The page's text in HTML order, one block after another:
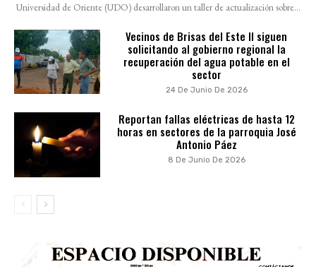
Universidad de Oriente (UDO) desarrollaron un taller de actualización sobre...
Vecinos de Brisas del Este II siguen
solicitando al gobierno regional la
recuperación del agua potable en el
sector
24 De Junio De 2026
Reportan fallas eléctricas de hasta 12
horas en sectores de la parroquia José
Antonio Páez
8 De Junio De 2026